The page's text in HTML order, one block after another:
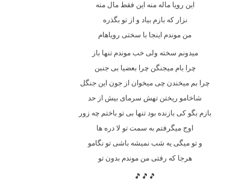
این رویا ماله منه این فقط مال منه
نزار که بازم بیاد و از تو بگذره
من موندم اینجا با سختی رویاهام
میدونم سخته ولی خب موندم تنها باز
چرا بام میجنگن چرا بعضیا بی جنبن
چرا بم میخندن چی میخوان از جون این جنگل
شاخامو ریختن تهش سرمای بیش از حد
بازم بگو کی بازنده بود تنها بی تو باختم چه زور
اوج میگرفتم به سمت تو لا دره ها
و تو میگی یه شب نمیشه باشی تو نگامو
هرجا که رفتی من موندم بدون تو
🎵🎵🎵